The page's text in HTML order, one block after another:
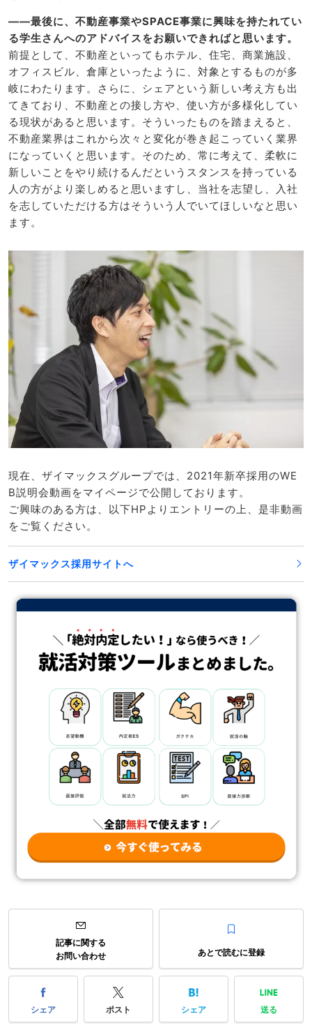
――最後に、不動産事業やSPACE事業に興味を持たれてい
る学生さんへのアドバイスをお願いできればと思います。
前提として、不動産といってもホテル、住宅、商業施設、
オフィスビル、倉庫といったように、対象とするものが多
岐にわたります。さらに、シェアという新しい考え方も出
てきており、不動産との接し方や、使い方が多様化してい
る現状があると思います。そういったものを踏まえると、
不動産業界はこれから次々と変化が巻き起こっていく業界
になっていくと思います。そのため、常に考えて、柔軟に
新しいことをやり続けるんだというスタンスを持っている
人の方がより楽しめると思いますし、当社を志望し、入社
を志していただける方はそういう人でいてほしいなと思い
ます。
現在、ザイマックスグループでは、2021年新卒採用のWE
B説明会動画をマイページで公開しております。
ご興味のある方は、以下HPよりエントリーの上、是非動画
をご覧ください。
ザイマックス採用サイトへ
記事に関する
お問い合わせ
あとで読むに登録
シェア ポスト シェア 送る